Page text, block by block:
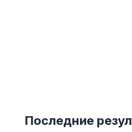
Последние